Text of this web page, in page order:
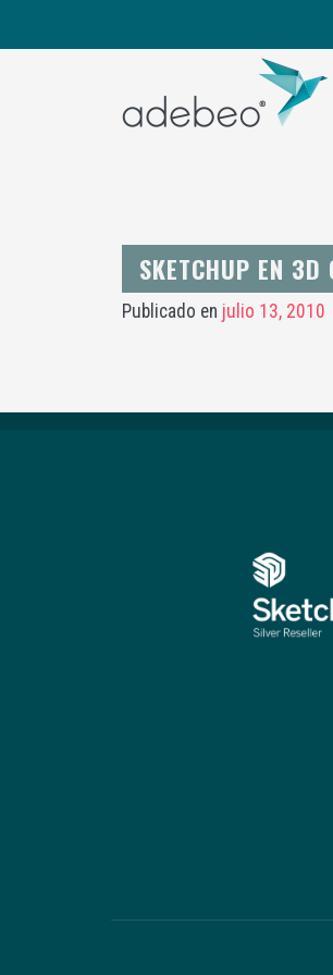
SKETCHUP EN 3D
Publicado en julio 13, 2010